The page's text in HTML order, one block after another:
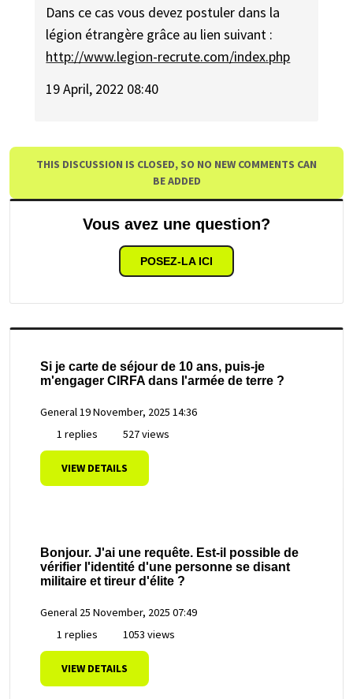
Dans ce cas vous devez postuler dans la
légion étrangère grâce au lien suivant :
http://www.legion-recrute.com/index.php
19 April, 2022 08:40
THIS DISCUSSION IS CLOSED, SO NO NEW COMMENTS CAN
BE ADDED
Vous avez une question?
POSEZ-LA ICI
Si je carte de séjour de 10 ans, puis-je
m'engager CIRFA dans l'armée de terre ?
General19 November, 2025 14:36
1 replies
527 views
VIEW DETAILS
Bonjour. J'ai une requête. Est-il possible de
vérifier l'identité d'une personne se disant
militaire et tireur d'élite ?
General 25 November, 2025 07:49
1 replies
1053 views
VIEW DETAILS